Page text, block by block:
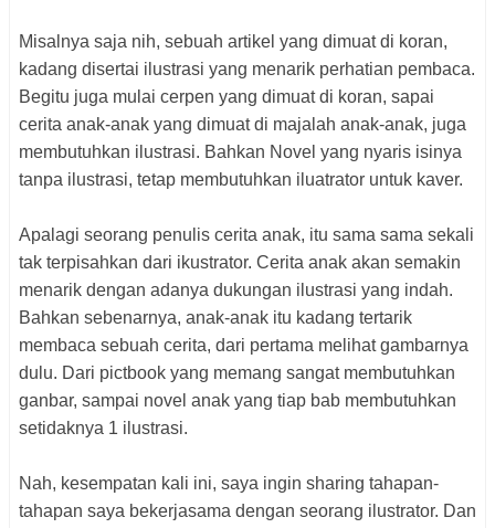
Misalnya saja nih, sebuah artikel yang dimuat di koran,
kadang disertai ilustrasi yang menarik perhatian pembaca.
Begitu juga mulai cerpen yang dimuat di koran, sapai
cerita anak-anak yang dimuat di majalah anak-anak, juga
membutuhkan ilustrasi. Bahkan Novel yang nyaris isinya
tanpa ilustrasi, tetap membutuhkan iluatrator untuk kaver.
Apalagi seorang penulis cerita anak, itu sama sama sekali
tak terpisahkan dari ikustrator. Cerita anak akan semakin
menarik dengan adanya dukungan ilustrasi yang indah.
Bahkan sebenarnya, anak-anak itu kadang tertarik
membaca sebuah cerita, dari pertama melihat gambarnya
dulu. Dari pictbook yang memang sangat membutuhkan
ganbar, sampai novel anak yang tiap bab membutuhkan
setidaknya 1 ilustrasi.
Nah, kesempatan kali ini, saya ingin sharing tahapan-
tahapan saya bekerjasama dengan seorang ilustrator. Dan